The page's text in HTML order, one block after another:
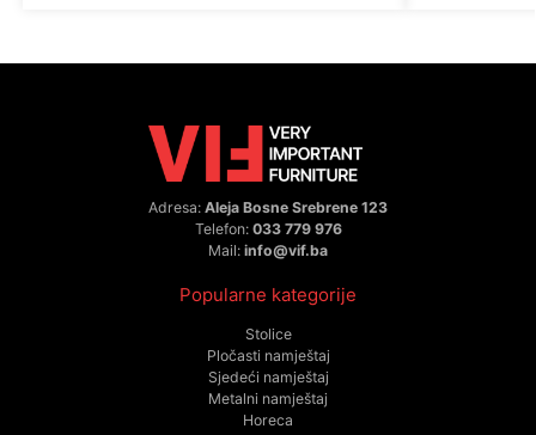
Adresa: Aleja Bosne Srebrene 123
Telefon: 033 779 976
Mail: info@vif.ba
Popularne kategorije
Stolice
Pločasti namještaj
Sjedeći namještaj
Metalni namještaj
Horeca